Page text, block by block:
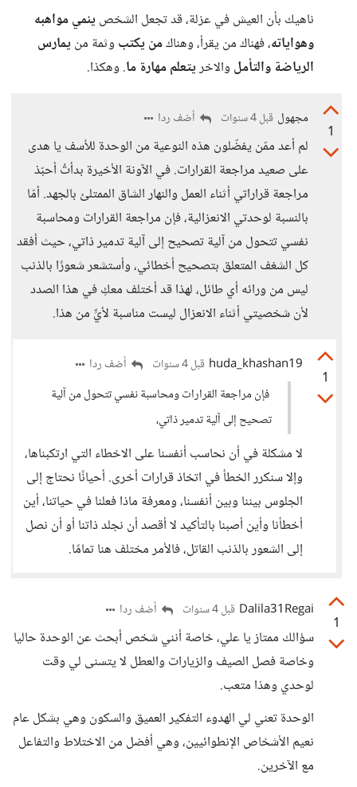
ناهيك بأن العيش في عزلة، قد تجعل الشخص ينمي مواهبه
وهواياته، فهناك من يقرأ، وهناكمن يكتب وثمة من يمارس
الرياضة والتأمل والاخريتعلم مهارة ما. وهكذا.
1
مجهول قبل 4 سنوات أضف ردا
لم أعد ممّن يفضّلون هذه النوعية من الوحدة للأسف يا هدى
على صعيد مراجعة القرارات. في الآونة الأخيرة بدأتُ أحبّذ
مراجعة قراراتي أثناء العمل والنهار الشاق الممتلئ بالجهد. أمّا
بالنسبة لوحدتي الانعزالية، فإن مراجعة القرارات ومحاسبة
نفسي تتحول من آلية تصحيح إلى آلية تدمير ذاتي، حيث أفقد
كل الشغف المتعلق بتصحيح أخطائي، وأستشعر شعورًا بالذنب
ليس من ورائه أي طائل، لهذا قد أختلف معكِ في هذا الصدد
لأن شخصيتي أثناء الانعزال ليست مناسبة لأيٍّ من هذا.
1
huda_khashan19 قبل 4 سنوات
أضف ردا
فإن مراجعة القرارات ومحاسبة نفسي تتحول من آلية
تصحيح إلى آلية تدمير ذاتي،
لا مشكلة في أن نحاسب أنفسنا على الاخطاء التي ارتكبناها،
وإلا سنكرر الخطأ في اتخاذ قرارات أخرى. أحيانًا نحتاج إلى
الجلوس بيننا وبين أنفسنا، ومعرفة ماذا فعلنا في حياتنا، أين
أخطأنا وأين أصبنا بالتأكيد لا أقصد أن نجلد ذاتنا أو أن نصل
إلى الشعور بالذنب القاتل، فالأمر مختلف هنا تمامًا.
1
Dalila31Regai قبل 4 سنوات أضف ردا
سؤالك ممتاز يا علي، خاصة أنني شخص أبحث عن الوحدة حاليا
وخاصة فصل الصيف والزيارات والعطل لا يتسنى لي وقت
لوحدي وهذا متعب.
الوحدة تعني لي الهدوء التفكير العميق والسكون وهي بشكل عام
نعيم الأشخاص الإنطوائيين، وهي أفضل من الاختلاط والتفاعل
مع الآخرين.